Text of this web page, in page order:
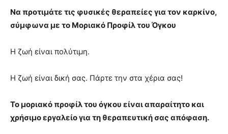
Να προτιμάτε τις φυσικές θεραπείες για τον καρκίνο,
σύμφωνα με το Μοριακό Προφίλ του Όγκου
Η ζωή είναι πολύτιμη.
Η ζωή είναι δική σας. Πάρτε την στα χέρια σας!
Το μοριακό προφίλ του όγκου είναι απαραίτητο και
χρήσιμο εργαλείο για τη θεραπευτική σας απόφαση.